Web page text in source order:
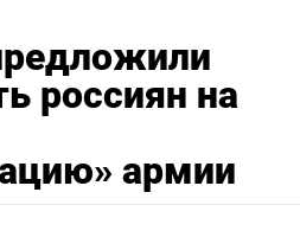
россиян на
армии